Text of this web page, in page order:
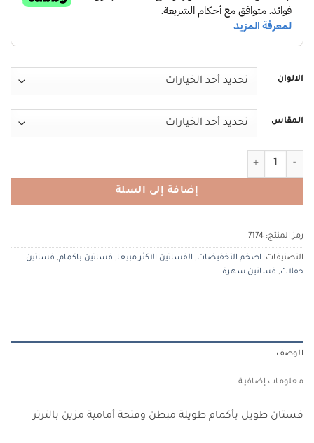
الالوان
المقاس
إضافة إلى السلة
رمز المنتج: 7174
التصنيفات: اضخم التخفيضات, الفساتين الاكثر مبيعا, فساتين باكمام, فساتين
حفلات, فساتين سهرة
الوصف
معلومات إضافية
فستان طويل بأكمام طويلة مبطن وفتحة أمامية مزين بالترتر